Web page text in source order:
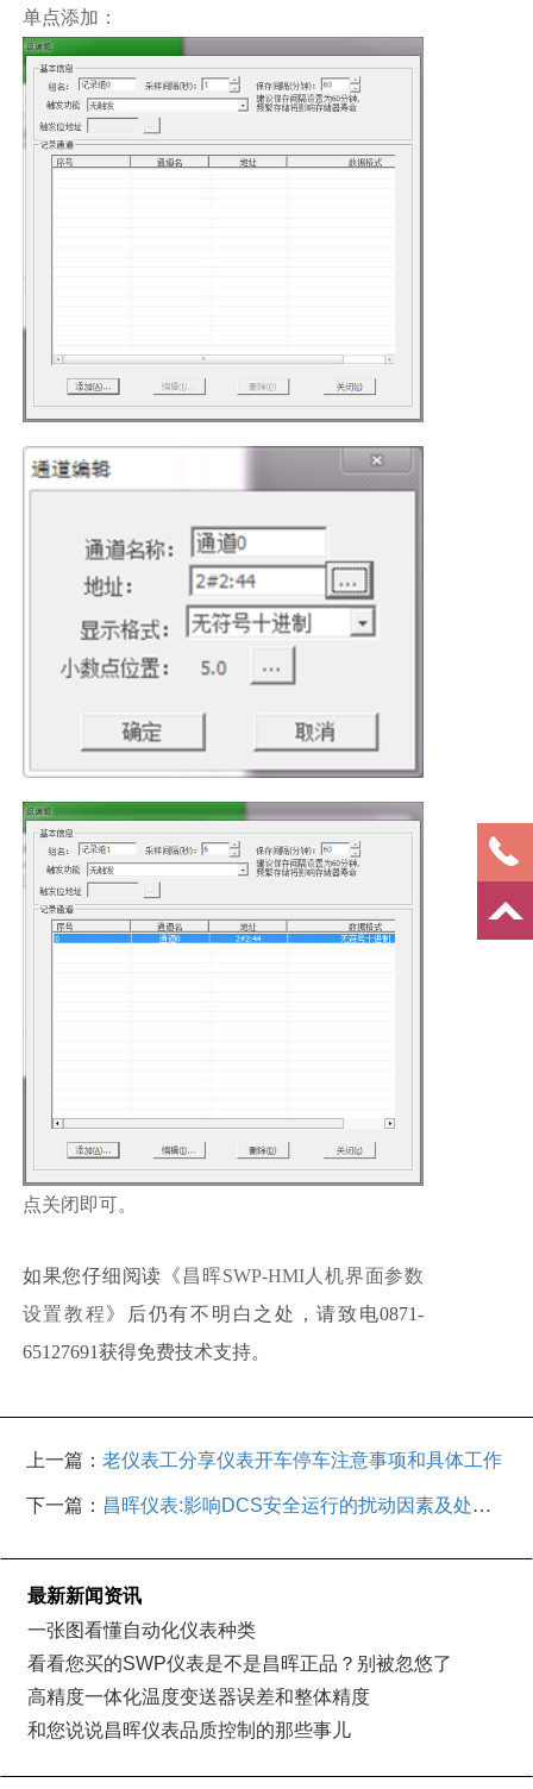
单点添加：
点关闭即可。
如果您仔细阅读《 昌晖SWP-HMI人机界面参数
设置教程》后仍有不明白之处，请致电0871-
65127691获得免费技术支持。
上一篇：老仪表工分享仪表开车停车注意事项和具体工作
下一篇： 昌晖仪表:影响DCS安全运行的扰动因素及处理
最新新闻资讯
一张图看懂自动化仪表种类
看看您买的SWP仪表是不是昌晖正品？别被忽悠了
高精度一体化温度变送器误差和整体精度
和您说说昌晖仪表品质控制的那些事儿